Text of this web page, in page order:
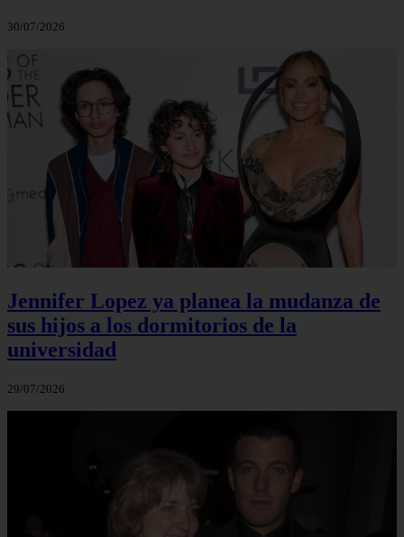
30/07/2026
Jennifer Lopez ya planea la mudanza de
sus hijos a los dormitorios de la
universidad
29/07/2026